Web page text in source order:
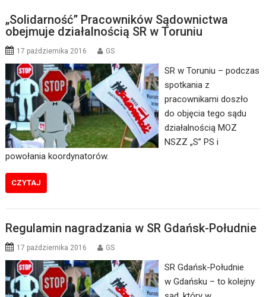
„Solidarność” Pracowników Sądownictwa
obejmuje działalnością SR w Toruniu
17 października 2016 GS
SR w Toruniu – podczas
spotkania z
pracownikami doszło
do objęcia tego sądu
działalnością MOZ
NSZZ „S” PS i
powołania koordynatorów.
CZYTAJ
Regulamin nagradzania w SR Gdańsk-Południe
17 października 2016 GS
SR Gdańsk-Południe
w Gdańsku – to kolejny